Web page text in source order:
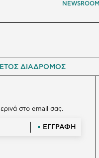
NEWSROOM
ΔΙΑΔΡΟΜΟΣ
στο email σας.
ΕΓΓΡΑΦΗ